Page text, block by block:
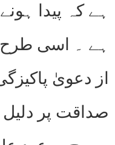
ہے کہ پیدا
ہے ۔ اسی
از دعویٰ
صداقت پر